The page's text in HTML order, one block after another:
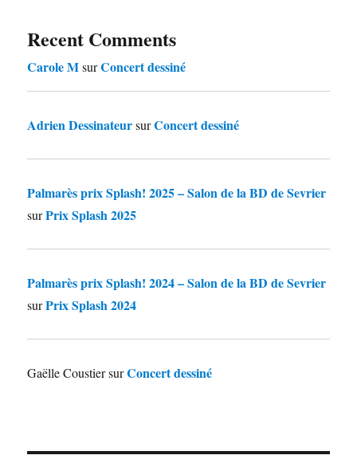
Recent Comments
Carole MsurConcert dessiné
Adrien DessinateursurConcert dessiné
Palmarès prix Splash! 2025 – Salon de la BD de Sevrier
surPrix Splash 2025
Palmarès prix Splash! 2024 – Salon de la BD de Sevrier
surPrix Splash 2024
Gaëlle CoustiersurConcert dessiné